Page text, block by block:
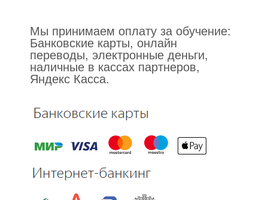
Мы принимаем оплату за обучение:
Банковские карты, онлайн
переводы, электронные деньги,
наличные в кассах партнеров,
Яндекс Касса.